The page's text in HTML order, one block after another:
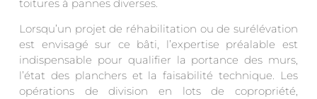
toitures à pannes diverses.
Lorsqu’un projet de réhabilitation ou de surélévation
est envisagé sur ce bâti, l’expertise préalable est
indispensable pour qualifier la portance des murs,
l’état des planchers et la faisabilité technique. Les
opérations de division en lots de copropriété,